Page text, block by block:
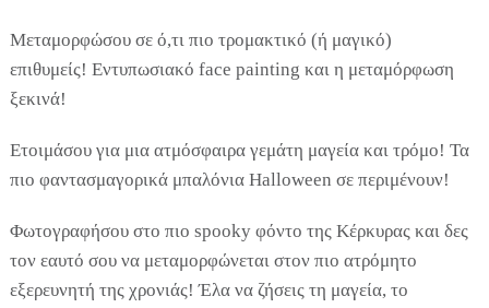
Μεταμορφώσου σε ό,τι πιο τρομακτικό (ή μαγικό)
επιθυμείς! Εντυπωσιακό face painting και η μεταμόρφωση
ξεκινά!
Ετοιμάσου για μια ατμόσφαιρα γεμάτη μαγεία και τρόμο! Τα
πιο φαντασμαγορικά μπαλόνια Halloween σε περιμένουν!
Φωτογραφήσου στο πιο spooky φόντο της Κέρκυρας και δες
τον εαυτό σου να μεταμορφώνεται στον πιο ατρόμητο
εξερευνητή της χρονιάς! Έλα να ζήσεις τη μαγεία, το